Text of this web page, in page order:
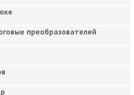
преобразователей